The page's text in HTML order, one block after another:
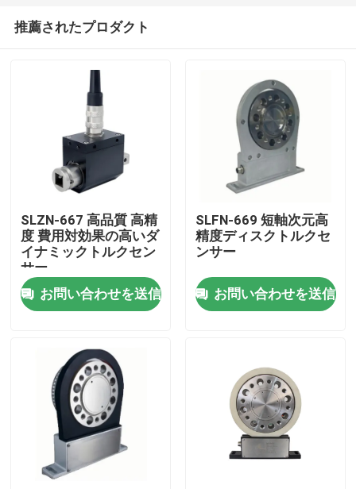
家へ
わたしたち に つい て
工場 ツアー
推薦されたプロダクト
SLZN-667 高品質 高精
度 費用対効果の高いダ
イナミックトルクセン
サー
お問い合わせを送信
SLFN-669 短軸次元高
精度ディスクトルクセ
ンサー
お問い合わせを送信